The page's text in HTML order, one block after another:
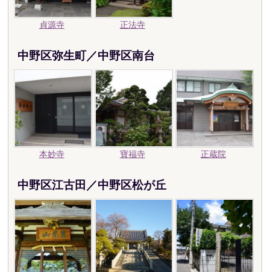
貞源寺 正法寺
中野区弥生町／中野区南台
本妙寺 寶福寺 正蔵院
中野区江古田／中野区松が丘